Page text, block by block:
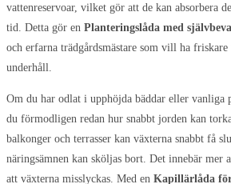
vattenreservoar, vilket gör att de kan absorbera
tid. Detta gör en Planteringslåda med
och erfarna trädgårdsmästare som vill ha
underhåll.
Om du har odlat i upphöjda bäddar eller vanliga
du förmodligen redan hur snabbt jorden kan
balkonger och terrasser kan växterna snabbt få
näringsämnen kan sköljas bort. Det innebär mer
att växterna misslyckas. Med en Kapillärlåda